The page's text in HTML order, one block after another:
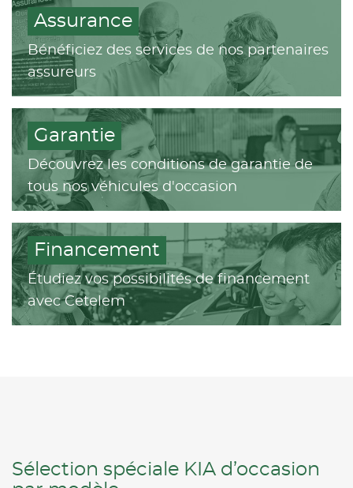
Assurance
Bénéficiez des services de nos partenaires
assureurs
Garantie
Découvrez les conditions de garantie de
tous nos véhicules d'occasion
Financement
Étudiez vos possibilités de financement
avec Cetelem
Sélection spéciale KIA d’occasion